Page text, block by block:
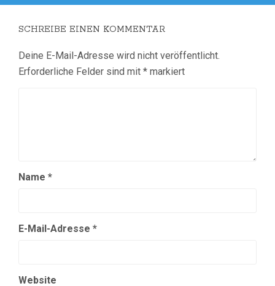
SCHREIBE EINEN KOMMENTAR
Deine E-Mail-Adresse wird nicht veröffentlicht.
Erforderliche Felder sind mit * markiert
Name *
E-Mail-Adresse *
Website